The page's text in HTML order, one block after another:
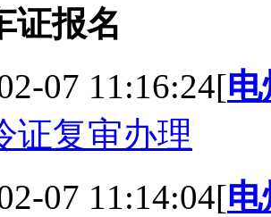
证报名
07 11:16:24[
证复审办理
07 11:14:04[